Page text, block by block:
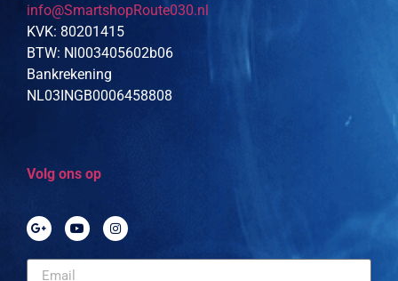
info@SmartshopRoute030.nl
KVK: 80201415
BTW: Nl003405602b06
Bankrekening
NL03INGB0006458808
Volg ons op